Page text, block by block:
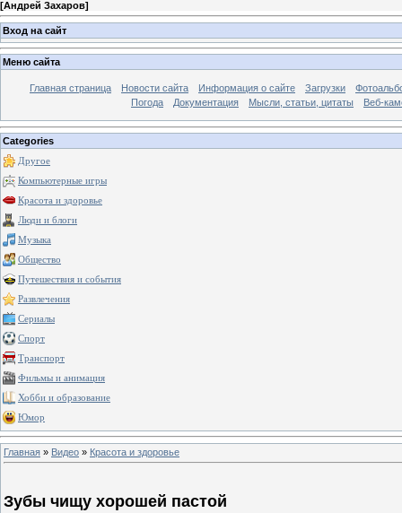
[Андрей Захаров]
Вход на сайт
Меню сайта
Главная страница Новости сайта Информация о сайте Загрузки
Погода
Документация Мысли, статьи, цитаты Веб-
Categories
Другое
Компьютерные игры
Красота и здоровье
Люди и блоги
Музыка
Общество
Путешествия и события
Развлечения
Сериалы
Спорт
Транспорт
Фильмы и анимация
Хобби и образование
Юмор
Главная » Видео » Красота и здоровье
Зубы чищу хорошей пастой